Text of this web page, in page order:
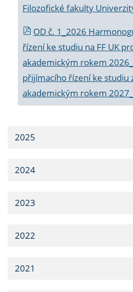
Filozofické fakulty
OD č. 1_2026
řízení ke studiu na FF UK
akademickým rokem
přijímacího řízení ke studiu
akademickým rokem
2025
2024
2023
2022
2021